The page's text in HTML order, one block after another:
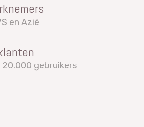
en Azië
20.000 gebruikers